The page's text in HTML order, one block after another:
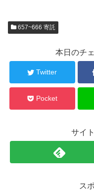
657~666 寄託
本日のチ
Twitter
Pocket
サイ
ス